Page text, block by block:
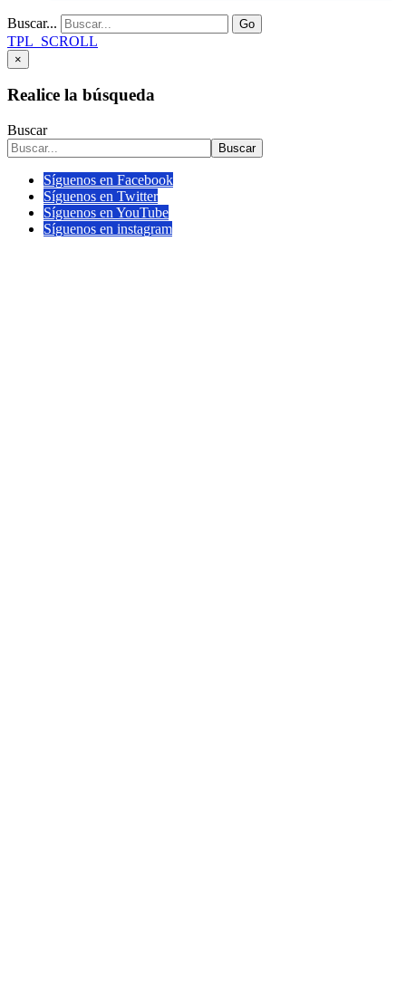
Buscar... Go
TPL_SCROLL
×
Realice la búsqueda
Buscar
Buscar
Síguenos en Facebook
Síguenos en Twitter
Síguenos en YouTube
Síguenos en instagram